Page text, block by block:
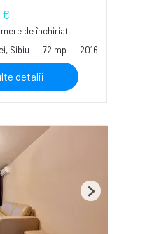
€
de închiriat
Sibiu
72 mp 2016
detalii
Next